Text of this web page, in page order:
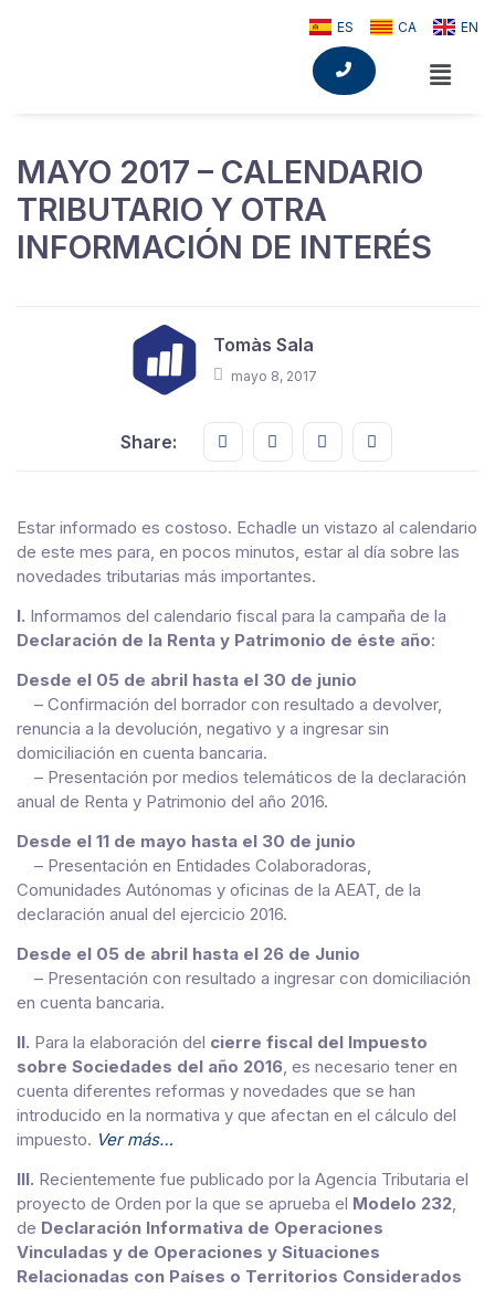
ES CA EN
MAYO 2017 – CALENDARIO
TRIBUTARIO Y OTRA
INFORMACIÓN DE INTERÉS
Tomàs Sala
mayo 8, 2017
Share: Share this on FaceBook
Share this on Twitter
Share this on GMail
Share this on
Estar informado es costoso. Echadle un vistazo al calendario
de este mes para, en pocos minutos, estar al día sobre las
novedades tributarias más importantes.
I. Informamos del calendario fiscal para la campaña de la
Declaración de la Renta y Patrimonio de éste año:
Desde el 05 de abril hasta el 30 de junio
– Confirmación del borrador con resultado a devolver,
renuncia a la devolución, negativo y a ingresar sin
domiciliación en cuenta bancaria.
– Presentación por medios telemáticos de la declaración
anual de Renta y Patrimonio del año 2016.
Desde el 11 de mayo hasta el 30 de junio
– Presentación en Entidades Colaboradoras,
Comunidades Autónomas y oficinas de la AEAT, de la
declaración anual del ejercicio 2016.
Desde el 05 de abril hasta el 26 de Junio
– Presentación con resultado a ingresar con domiciliación
en cuenta bancaria.
II. Para la elaboración del cierre fiscal del Impuesto
sobre Sociedades del año 2016, es necesario tener en
cuenta diferentes reformas y novedades que se han
introducido en la normativa y que afectan en el cálculo del
impuesto. Ver más…
III. Recientemente fue publicado por la Agencia Tributaria el
proyecto de Orden por la que se aprueba el Modelo 232,
de Declaración Informativa de Operaciones
Vinculadas y de Operaciones y Situaciones
Relacionadas con Países o Territorios Considerados